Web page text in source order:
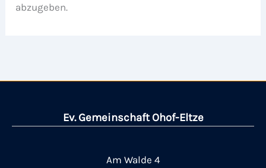
abzugeben.
Ev. Gemeinschaft Ohof-Eltze
Am Walde 4